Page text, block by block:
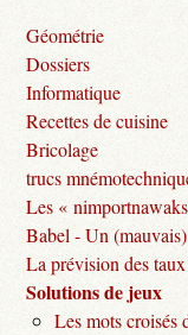
Géométrie
Dossiers
Informatique
Recettes de cuisine
Bricolage
trucs
Les «
Babel - Un
La prévision des
Solutions de jeux
Les mots